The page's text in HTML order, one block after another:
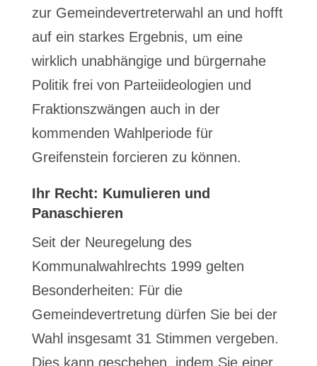
zur Gemeindevertreterwahl an und hofft
auf ein starkes Ergebnis, um eine
wirklich unabhängige und bürgernahe
Politik frei von Parteiideologien und
Fraktionszwängen auch in der
kommenden Wahlperiode für
Greifenstein forcieren zu können.
Ihr Recht: Kumulieren und
Panaschieren
Seit der Neuregelung des
Kommunalwahlrechts 1999 gelten
Besonderheiten: Für die
Gemeindevertretung dürfen Sie bei der
Wahl insgesamt 31 Stimmen vergeben.
Dies kann geschehen, indem Sie einer